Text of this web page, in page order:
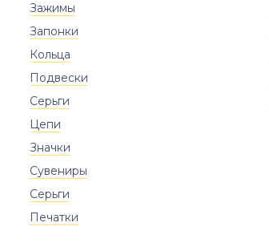
Зажимы
Запонки
Кольца
Подвески
Серьги
Цепи
Значки
Сувениры
Серьги
Печатки